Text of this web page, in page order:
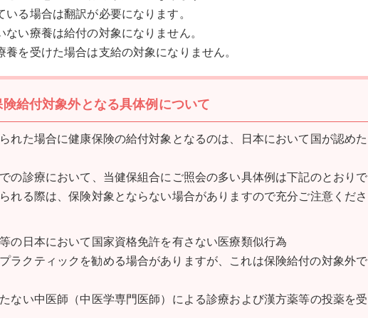
る場合は翻訳が必要になります。
い療養は給付の対象になりません。
を受けた場合は支給の対象になりません。
給付対象外となる具体例について
れた場合に健康保険の給付対象となるのは、日本において国が認め
の診療において、当健保組合にご照会の多い具体例は下記のとおりで
れる際は、保険対象とならない場合がありますので充分ご注意くださ
の日本において国家資格免許を有さない医療類似行為
ラクティックを勧める場合がありますが、これは保険給付の対象外で
ない中医師（中医学専門医師）による診療および漢方薬等の投薬を